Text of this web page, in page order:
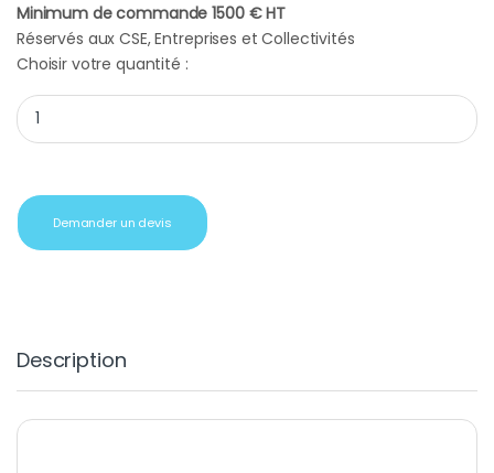
Minimum de commande 1500 € HT
Réservés aux CSE, Entreprises et Collectivités
Choisir votre quantité :
Clés USB publicitaires personnalisées Bat 128Go rouge quantity
Demander un devis
Description